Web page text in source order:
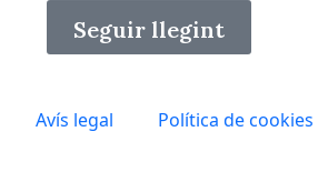
Seguir llegint
Avís legal Política de cookies